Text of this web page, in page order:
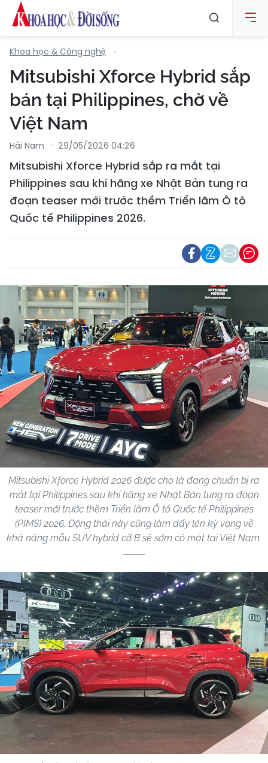
Khoa học & Công nghệ
Mitsubishi Xforce Hybrid sắp
bán tại Philippines, chờ về
Việt Nam
Hải Nam 29/05/2026 04:26
Mitsubishi Xforce Hybrid sắp ra mắt tại
Philippines sau khi hãng xe Nhật Bản tung ra
đoạn teaser mới trước thềm Triển lãm Ô tô
Quốc tế Philippines 2026.
Mitsubishi Xforce Hybrid 2026 được cho là đang chuẩn bị ra
mắt tại Philippines sau khi hãng xe Nhật Bản tung ra đoạn
teaser mới trước thềm Triển lãm Ô tô Quốc tế Philippines
(PIMS) 2026. Động thái này cũng làm dấy lên kỳ vọng về
khả năng mẫu SUV hybrid cỡ B sẽ sớm có mặt tại Việt Nam.